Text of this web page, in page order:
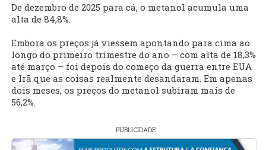
De dezembro de 2025 para cá, o metanol acumula uma
alta de 84,8%.
Embora os preços já viessem apontando para cima ao
longo do primeiro trimestre do ano – com alta de 18,3%
até março – foi depois do começo da guerra entre EUA
e Irã que as coisas realmente desandaram. Em apenas
dois meses, os preços do metanol subiram mais de
56,2%.
PUBLICIDADE